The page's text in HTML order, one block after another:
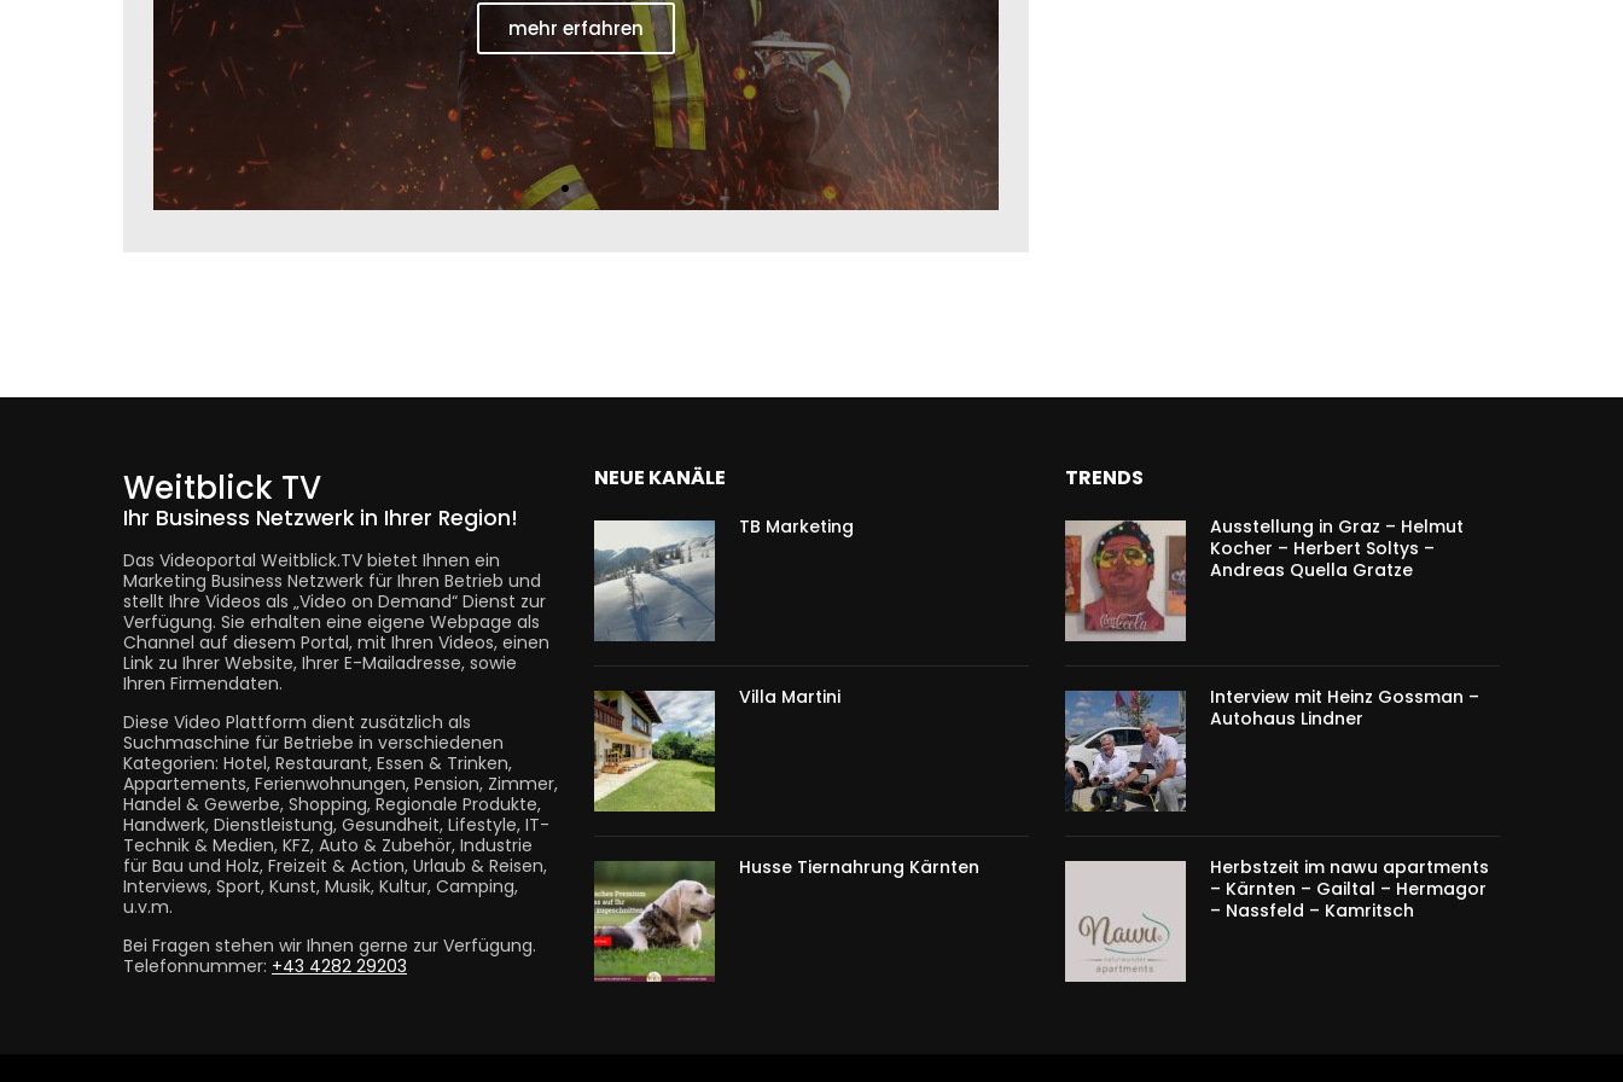
Feuerwehrtechnik
Rumpold
mehr erfahren
Weitblick TV
Ihr Business Netzwerk in Ihrer Region!
Das Videoportal Weitblick.TV bietet Ihnen ein
Marketing Business Netzwerk für Ihren Betrieb und
stellt Ihre Videos als „Video on Demand“ Dienst zur
Verfügung. Sie erhalten eine eigene Webpage als
Channel auf diesem Portal, mit Ihren Videos, einen
Link zu Ihrer Website, Ihrer E-Mailadresse, sowie
Ihren Firmendaten.
Diese Video Plattform dient zusätzlich als
Suchmaschine für Betriebe in verschiedenen
Kategorien: Hotel, Restaurant, Essen & Trinken,
Appartements, Ferienwohnungen, Pension, Zimmer,
Handel & Gewerbe, Shopping, Regionale Produkte,
Handwerk, Dienstleistung, Gesundheit, Lifestyle, IT-
Technik & Medien, KFZ, Auto & Zubehör, Industrie
für Bau und Holz, Freizeit & Action, Urlaub & Reisen,
Interviews, Sport, Kunst, Musik, Kultur, Camping,
u.v.m.
Bei Fragen stehen wir Ihnen gerne zur Verfügung.
Telefonnummer: +43 4282 29203
NEUE KANÄLE
TB Marketing
Villa Martini
Husse Tiernahrung Kärnten
TRENDS
Ausstellung in Graz – Helmut
Kocher – Herbert Soltys –
Andreas Quella Gratze
Interview mit Heinz Gossman –
Autohaus Lindner
Herbstzeit im nawu apartments
– Kärnten – Gailtal – Hermagor
– Nassfeld – Kamritsch